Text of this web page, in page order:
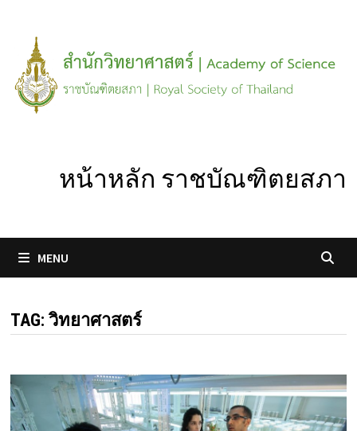
content
หน้าหลัก ราชบัณฑิตยสภา
MENU
TAG: วิทยาศาสตร์